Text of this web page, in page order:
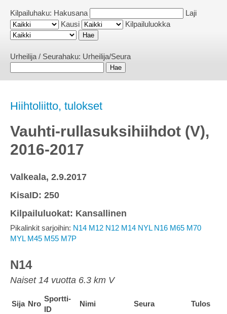
Kilpailuhaku: Hakusana
Laji
Kausi
Kilpailuluokka
Urheilija / Seurahaku: Urheilija/Seura
Hiihtoliitto, tulokset
Vauhti-rullasuksihiihdot (V),
2016-2017
Valkeala, 2.9.2017
KisaID: 250
Kilpailuluokat: Kansallinen
Pikalinkit sarjoihin: N14 M12 N12 M14 NYL N16 M65 M70
MYL M45 M55 M7P
N14
Naiset 14 vuotta 6.3 km V
Sija Nro
Sportti-
ID
Nimi Seura Tulos